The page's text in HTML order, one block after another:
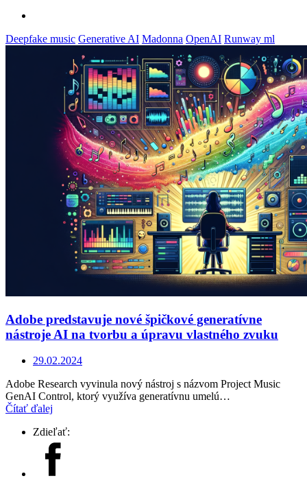
Deepfake music Generative AI Madonna OpenAI Runway ml
Adobe predstavuje nové špičkové generatívne
nástroje AI na tvorbu a úpravu vlastného zvuku
29.02.2024
Adobe Research vyvinula nový nástroj s názvom Project Music
GenAI Control, ktorý využíva generatívnu umelú…
Čítať ďalej
Zdieľať: